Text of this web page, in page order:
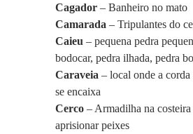
Cagador – Banheiro no mato
Camarada – Tripulantes do
Caieu – pequena pedra
bodocar, pedra ilhada, pedra
Caraveia – local onde a
se encaixa
Cerco – Armadilha na costeira
aprisionar peixes